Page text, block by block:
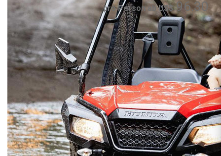
pro Person ab US$96.30